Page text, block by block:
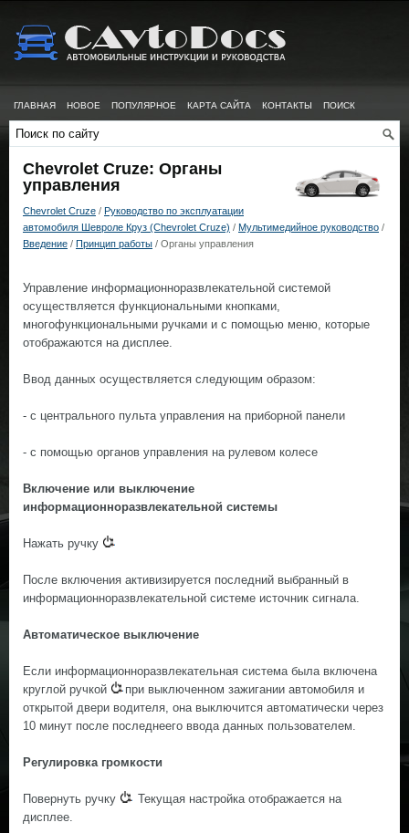
ГЛАВНАЯ НОВОЕ ПОПУЛЯРНОЕ КАРТА САЙТА КОНТАКТЫ ПОИСК
Chevrolet Cruze: Органы
управления
Chevrolet Cruze / Руководство по эксплуатации
автомобиля Шевроле Круз (Chevrolet Cruze) / Мультимедийное руководство /
Введение / Принцип работы / Органы управления
Управление информационноразвлекательной системой
осуществляется функциональными кнопками,
многофункциональными ручками и с помощью меню, которые
отображаются на дисплee.
Ввод данных осуществляется следующим образом:
- с центрального пульта управления на приборной панели
- с помощью органов управления на рулевом колесе
Включение или выключение
информационноразвлекательной системы
Нажать ручку
После включения активизируется последний выбранный в
информационноразвлекательной системе источник сигнала.
Автоматическое выключение
Если информационноразвлекательная система была включена
круглой ручкой
при выключенном зажигании автомобиля и
открытой двери водителя, она выключится автоматически через
10 минут после последнeeго ввода данных пользователем.
Регулировка громкости
Повернуть ручку
Текущая настройка отображается на
дисплee.